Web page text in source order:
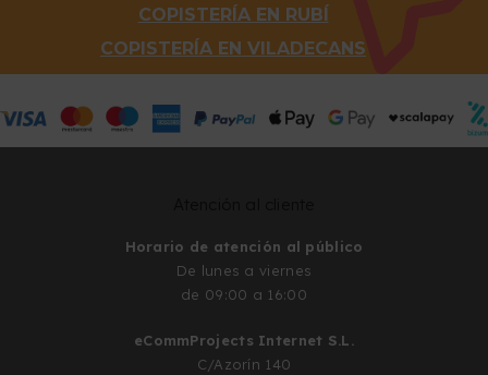
COPISTERÍA EN RUBÍ
COPISTERÍA EN VILADECANS
Horario de atención al público
De lunes a viernes
de 09:00 a 16:00
eCommProjects Internet S.L.
C/Azorín 140